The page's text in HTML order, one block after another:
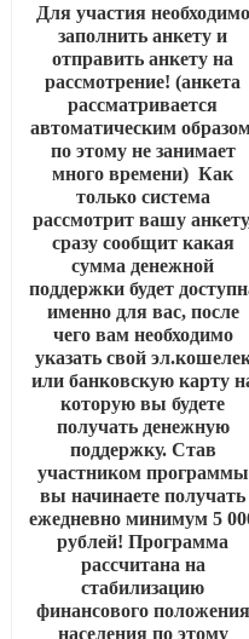
Для участия необходимо
заполнить анкету и
отправить анкету на
рассмотрение! (анкета
рассматривается
автоматическим
по этому не занимает
много времени) Как
только система
рассмотрит вашу
сразу сообщит какая
сумма денежной
поддержки будет
именно для вас, после
чего вам необходимо
указать свой
или банковскую карту
которую вы будете
получать денежную
поддержку. Став
участником программы
вы начинаете получать
ежедневно минимум 5
рублей! Программа
рассчитана на
стабилизацию
финансового положения
населения по этому